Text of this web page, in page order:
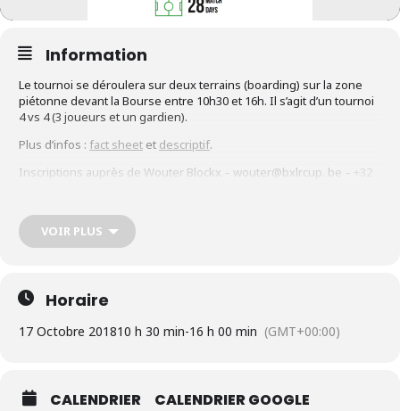
Information
Le tournoi se déroulera sur deux terrains (boarding) sur la zone
piétonne devant la Bourse entre 10h30 et 16h. Il s’agit d’un tournoi
4 vs 4 (3 joueurs et un gardien).
Plus d’infos : fact sheet et descriptif.
Inscriptions auprès de Wouter Blockx – wouter@bxlrcup. be – +32
VOIR PLUS
Horaire
17 Octobre 201810 h 30 min-16 h 00 min (GMT+00:00)
CALENDRIER CALENDRIER GOOGLE